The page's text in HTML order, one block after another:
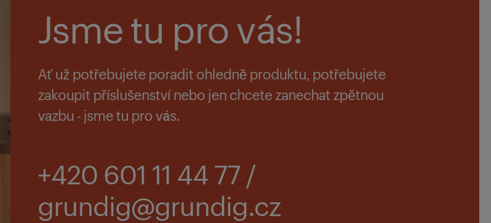
Jsme tu pro vás!
Ať už potřebujete poradit ohledně produktu, potřebujete
zakoupit příslušenství nebo jen chcete zanechat zpětnou
vazbu - jsme tu pro vás.
+420 601 11 44 77 /
grundig@grundig.cz